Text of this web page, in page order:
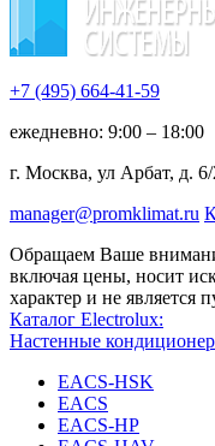
+7 (495) 664-41-59
ежедневно: 9:00 – 18:00
г. Москва, ул Арбат, д. 6/
manager@promklimat.ru
Обращаем Ваше
включая цены, носит
характер и не является
Каталог Electrolux:
Настенные
EACS-HSK
EACS
EACS-HP